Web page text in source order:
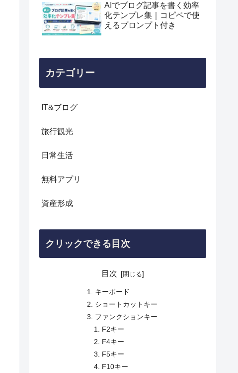
AIでブログ記事を書く効率
化テンプレ集｜コピペで使
えるプロンプト付き
カテゴリー
IT&ブログ
旅行観光
日常生活
無料アプリ
資産形成
クリックできる目次
目次
キーボード
ショートカットキー
ファンクションキー
F2キー
F4キー
F5キー
F10キー